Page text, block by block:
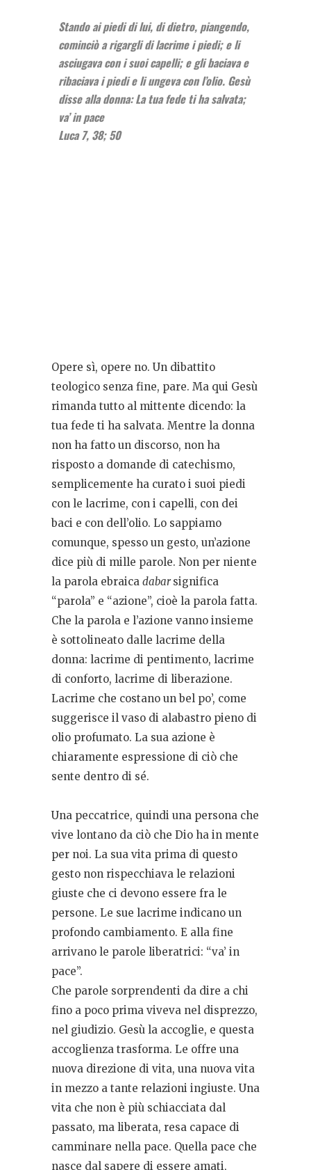
Stando ai piedi di lui, di dietro, piangendo,
cominciò a rigargli di lacrime i piedi; e li
asciugava con i suoi capelli; e gli baciava e
ribaciava i piedi e li ungeva con l’olio. Gesù
disse alla donna: La tua fede ti ha salvata;
va’ in pace
Luca 7, 38; 50
Opere sì, opere no. Un dibattito
teologico senza fine, pare. Ma qui Gesù
rimanda tutto al mittente dicendo: la
tua fede ti ha salvata. Mentre la donna
non ha fatto un discorso, non ha
risposto a domande di catechismo,
semplicemente ha curato i suoi piedi
con le lacrime, con i capelli, con dei
baci e con dell’olio. Lo sappiamo
comunque, spesso un gesto, un’azione
dice più di mille parole. Non per niente
la parola ebraica dabarsignifica
“parola” e “azione”, cioè la parola fatta.
Che la parola e l’azione vanno insieme
è sottolineato dalle lacrime della
donna: lacrime di pentimento, lacrime
di conforto, lacrime di liberazione.
Lacrime che costano un bel po’, come
suggerisce il vaso di alabastro pieno di
olio profumato. La sua azione è
chiaramente espressione di ciò che
sente dentro di sé.
Una peccatrice, quindi una persona che
vive lontano da ciò che Dio ha in mente
per noi. La sua vita prima di questo
gesto non rispecchiava le relazioni
giuste che ci devono essere fra le
persone. Le sue lacrime indicano un
profondo cambiamento. E alla fine
arrivano le parole liberatrici: “va’ in
pace”.
Che parole sorprendenti da dire a chi
fino a poco prima viveva nel disprezzo,
nel giudizio. Gesù la accoglie, e questa
accoglienza trasforma. Le offre una
nuova direzione di vita, una nuova vita
in mezzo a tante relazioni ingiuste. Una
vita che non è più schiacciata dal
passato, ma liberata, resa capace di
camminare nella pace. Quella pace che
nasce dal sapere di essere amati,